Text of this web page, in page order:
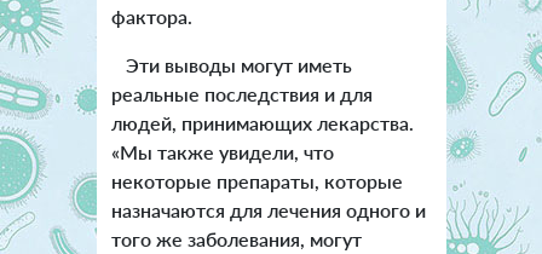
фактора.
Эти выводы могут иметь
реальные последствия и для
людей, принимающих лекарства.
«Мы также увидели, что
некоторые препараты, которые
назначаются для лечения одного и
того же заболевания, могут